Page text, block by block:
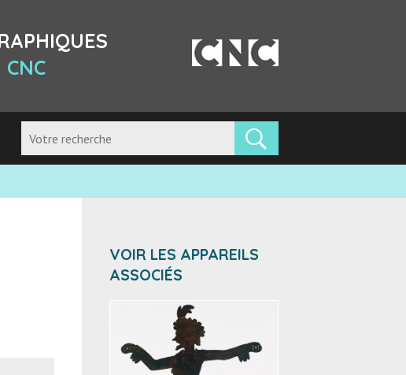
VOIR LES APPAREILS
ASSOCIÉS